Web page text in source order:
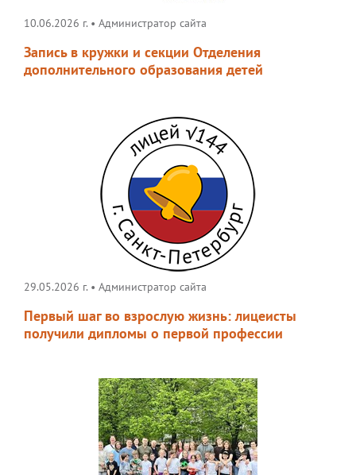
10.06.2026 г. • Администратор сайта
Запись в кружки и секции Отделения
дополнительного образования детей
29.05.2026 г. • Администратор сайта
Первый шаг во взрослую жизнь: лицеисты
получили дипломы о первой профессии